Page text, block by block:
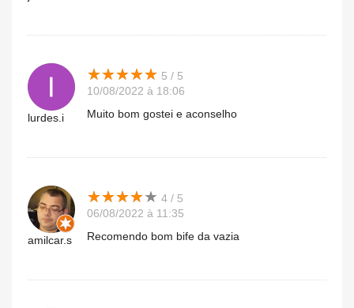
lurdes.i
★★★★★
★★★★★ 5 / 5
10/08/2022 à 18:06
Muito bom gostei e aconselho
amilcar.s
★★★★★
★★★★★ 4 / 5
06/08/2022 à 11:35
Recomendo bom bife da vazia